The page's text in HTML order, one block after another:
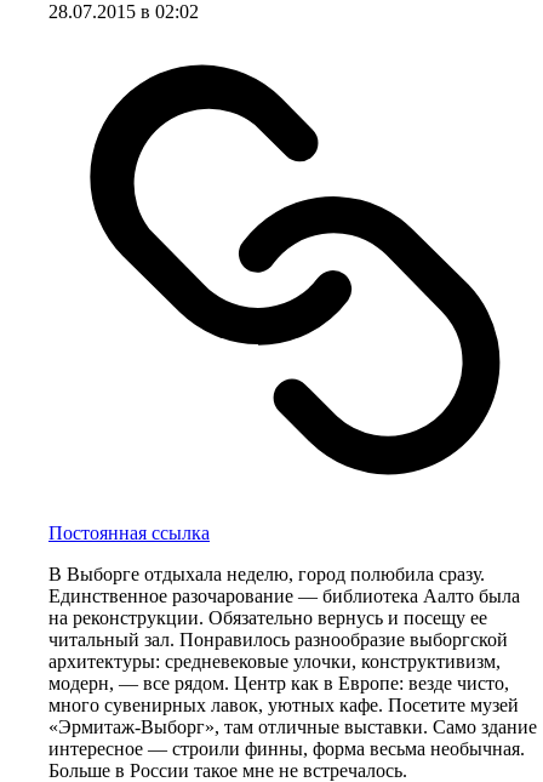
28.07.2015 в 02:02
Постоянная ссылка
В Выборге отдыхала неделю, город полюбила сразу.
Единственное разочарование — библиотека Аалто была
на реконструкции. Обязательно вернусь и посещу ее
читальный зал. Понравилось разнообразие выборгской
архитектуры: средневековые улочки, конструктивизм,
модерн, — все рядом. Центр как в Европе: везде чисто,
много сувенирных лавок, уютных кафе. Посетите музей
«Эрмитаж-Выборг», там отличные выставки. Само здание
интересное — строили финны, форма весьма необычная.
Больше в России такое мне не встречалось.